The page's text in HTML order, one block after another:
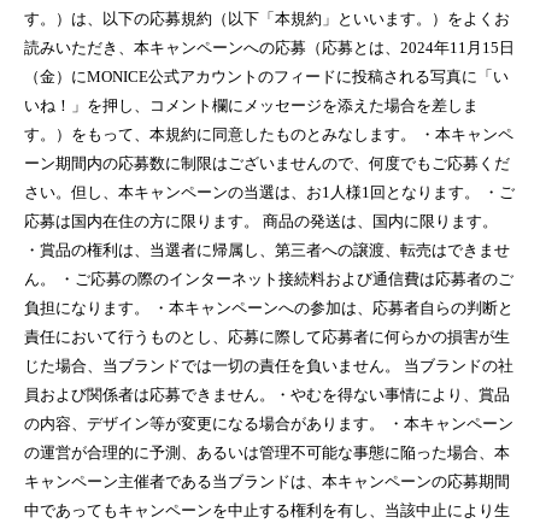
す。）は、以下の応募規約（以下「本規約」といいます。）をよくお
読みいただき、本キャンペーンへの応募（応募とは、2024年11月15日
（金）にMONICE公式アカウントのフィードに投稿される写真に「い
いね！」を押し、コメント欄にメッセージを添えた場合を差しま
す。）をもって、本規約に同意したものとみなします。 ・本キャンペ
ーン期間内の応募数に制限はございませんので、何度でもご応募くだ
さい。但し、本キャンペーンの当選は、お1人様1回となります。 ・ご
応募は国内在住の方に限ります。 商品の発送は、国内に限ります。
・賞品の権利は、当選者に帰属し、第三者への譲渡、転売はできませ
ん。 ・ご応募の際のインターネット接続料および通信費は応募者のご
負担になります。 ・本キャンペーンへの参加は、応募者自らの判断と
責任において行うものとし、応募に際して応募者に何らかの損害が生
じた場合、当ブランドでは一切の責任を負いません。 当ブランドの社
員および関係者は応募できません。・やむを得ない事情により、賞品
の内容、デザイン等が変更になる場合があります。 ・本キャンペーン
の運営が合理的に予測、あるいは管理不可能な事態に陥った場合、本
キャンペーン主催者である当ブランドは、本キャンペーンの応募期間
中であってもキャンペーンを中止する権利を有し、当該中止により生